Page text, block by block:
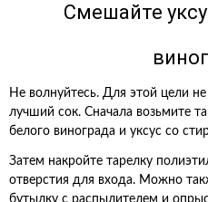
Смешайте
Не волнуйтесь. Для этой цели
лучший сок. Сначала возьмите
белого винограда и уксус со
Затем накройте тарелку
отверстия для входа. Можно
бутылку с распылителем и